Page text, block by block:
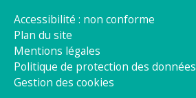
Accessibilité : non conforme
Plan du site
Mentions légales
Politique de protection des données
Gestion des cookies